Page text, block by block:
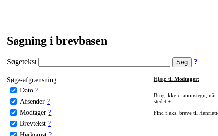
Søgning i brevbasen
Søgetekst ?
Søge-afgrænsning:
Dato ?
Afsender ?
Modtager ?
Brevtekst ?
Hjælp til Modtager:
Brug ikke citationstegn, når
stedet +:
Find f.eks. breve til